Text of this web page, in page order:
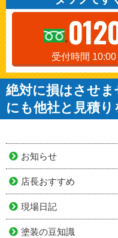
受付時間 10:00
絶対に損はさせ
にも他社と見積り
お知らせ
店長おすすめ
現場日記
塗装の豆知識